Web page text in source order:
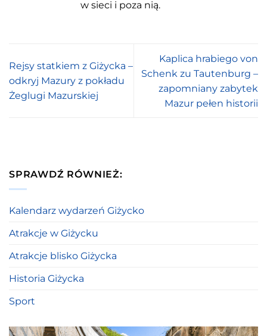
w sieci i poza nią.
Rejsy statkiem z Giżycka –
odkryj Mazury z pokładu
Żeglugi Mazurskiej
Kaplica hrabiego von
Schenk zu Tautenburg –
zapomniany zabytek
Mazur pełen historii
SPRAWDŹ RÓWNIEŻ:
Kalendarz wydarzeń Giżycko
Atrakcje w Giżycku
Atrakcje blisko Giżycka
Historia Giżycka
Sport